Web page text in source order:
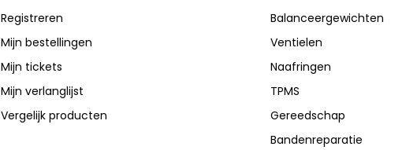
Registreren
Mijn bestellingen
Mijn tickets
Mijn verlanglijst
Vergelijk producten
Balanceergewichten
Ventielen
Naafringen
TPMS
Gereedschap
Bandenreparatie